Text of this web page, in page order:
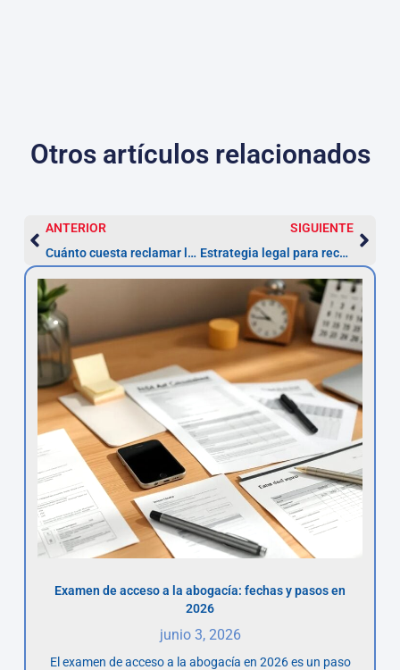
Otros artículos relacionados
ANTERIOR
Cuánto cuesta reclamar la nulidad de un préstamo personal: guía completa
SIGUIENTE
Estrategia legal para recuperar intereses en préstamos personales usurarios
Examen de acceso a la abogacía: fechas y pasos en
2026
junio 3, 2026
El examen de acceso a la abogacía en 2026 es un paso